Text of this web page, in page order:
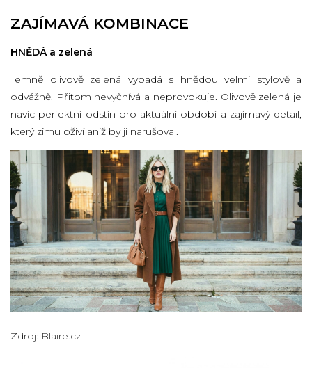
ZAJÍMAVÁ KOMBINACE
HNĚDÁ a zelená
Temně olivově zelená vypadá s hnědou velmi stylově a
odvážně. Přitom nevyčnívá a neprovokuje. Olivově zelená je
navíc perfektní odstín pro aktuální období a zajímavý detail,
který zimu oživí aniž by ji narušoval.
Zdroj: Blaire.cz